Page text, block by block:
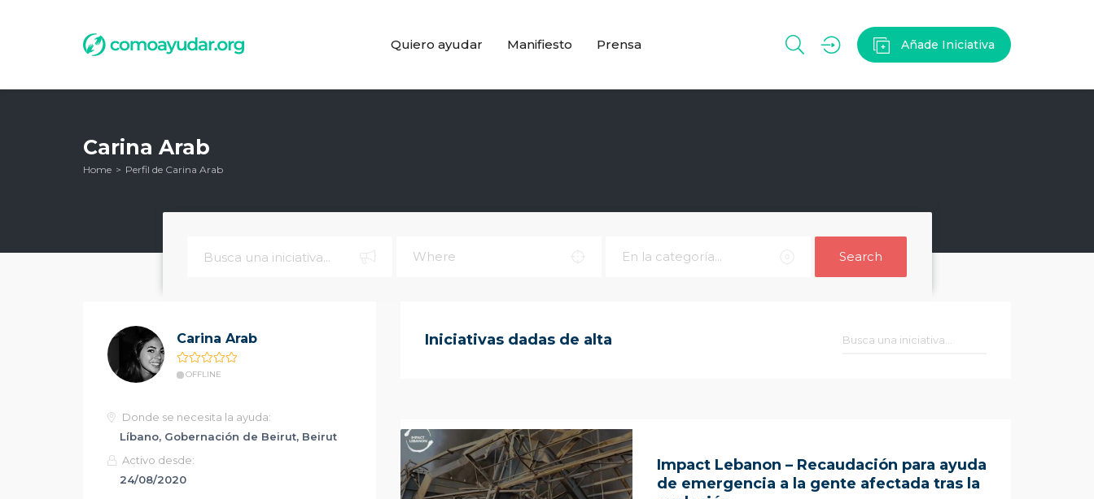
Quiero ayudar Manifiesto Prensa Añade Iniciativa
Carina Arab
Home Perfil de Carina Arab
Search
Carina Arab
OFFLINE
Donde se necesita la ayuda:
Líbano, Gobernación de Beirut, Beirut
Activo desde:
24/08/2020
Iniciativas dadas de alta
Impact Lebanon – Recaudación para ayuda
de emergencia a la gente afectada tras la